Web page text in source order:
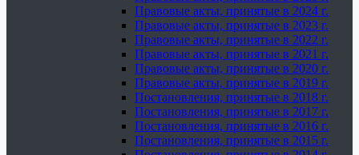
Правовые акты, принятые в 2024 г.
Правовые акты, принятые в 2023 г.
Правовые акты, принятые в 2022 г.
Правовые акты, принятые в 2021 г.
Правовые акты, принятые в 2020 г.
Правовые акты, принятые в 2019 г.
Постановления, принятые в 2018 г.
Постановления, принятые в 2017 г.
Постановления, принятые в 2016 г.
Постановления, принятые в 2015 г.